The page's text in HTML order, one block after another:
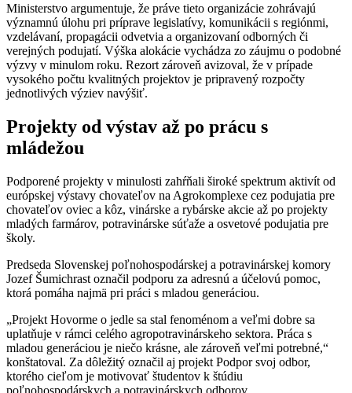
Ministerstvo argumentuje, že práve tieto organizácie zohrávajú
významnú úlohu pri príprave legislatívy, komunikácii s regiónmi,
vzdelávaní, propagácii odvetvia a organizovaní odborných či
verejných podujatí. Výška alokácie vychádza zo záujmu o podobné
výzvy v minulom roku. Rezort zároveň avizoval, že v prípade
vysokého počtu kvalitných projektov je pripravený rozpočty
jednotlivých výziev navýšiť.
Projekty od výstav až po prácu s
mládežou
Podporené projekty v minulosti zahŕňali široké spektrum aktivít od
európskej výstavy chovateľov na Agrokomplexe cez podujatia pre
chovateľov oviec a kôz, vinárske a rybárske akcie až po projekty
mladých farmárov, potravinárske súťaže a osvetové podujatia pre
školy.
Predseda Slovenskej poľnohospodárskej a potravinárskej komory
Jozef Šumichrast označil podporu za adresnú a účelovú pomoc,
ktorá pomáha najmä pri práci s mladou generáciou.
„Projekt Hovorme o jedle sa stal fenoménom a veľmi dobre sa
uplatňuje v rámci celého agropotravinárskeho sektora. Práca s
mladou generáciou je niečo krásne, ale zároveň veľmi potrebné,“
konštatoval. Za dôležitý označil aj projekt Podpor svoj odbor,
ktorého cieľom je motivovať študentov k štúdiu
poľnohospodárskych a potravinárskych odborov.